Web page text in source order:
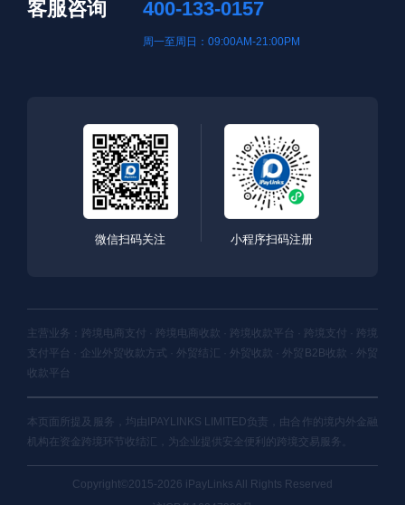
客服咨询 400-133-0157
周一至周日：09:00AM-21:00PM
微信扫码关注 小程序扫码注册
主营业务：跨境电商支付 · 跨境电商收款 · 跨境收款平台 · 跨境支付 · 跨境
支付平台 · 企业外贸收款方式 · 外贸结汇 · 外贸收款 · 外贸B2B收款 · 外贸
收款平台
本页面所提及服务，均由IPAYLINKS LIMITED负责，由合作的境内外金融
机构在资金跨境环节收结汇，为企业提供安全便利的跨境交易服务。
Copyright©2015-2026 iPayLinks All Rights Reserved